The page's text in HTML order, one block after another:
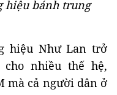
hiệu bánh trung
hiệu Như Lan trở
nhiều thế hệ,
mà cả người dân ở